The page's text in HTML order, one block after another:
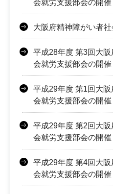
会就労支援部会の開催
大阪府精神障がい者
平成28年度 第3回大
会就労支援部会の開催
平成29年度 第1回大
会就労支援部会の開催
平成29年度 第2回大
会就労支援部会の開催
平成29年度 第4回大
会就労支援部会の開催